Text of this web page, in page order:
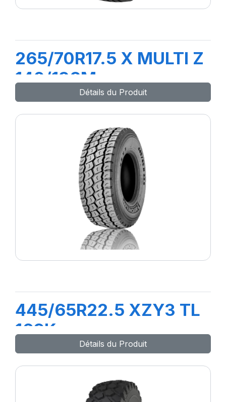
265/70R17.5 X MULTI Z
140/138M
Détails du Produit
445/65R22.5 XZY3 TL
169K
Détails du Produit